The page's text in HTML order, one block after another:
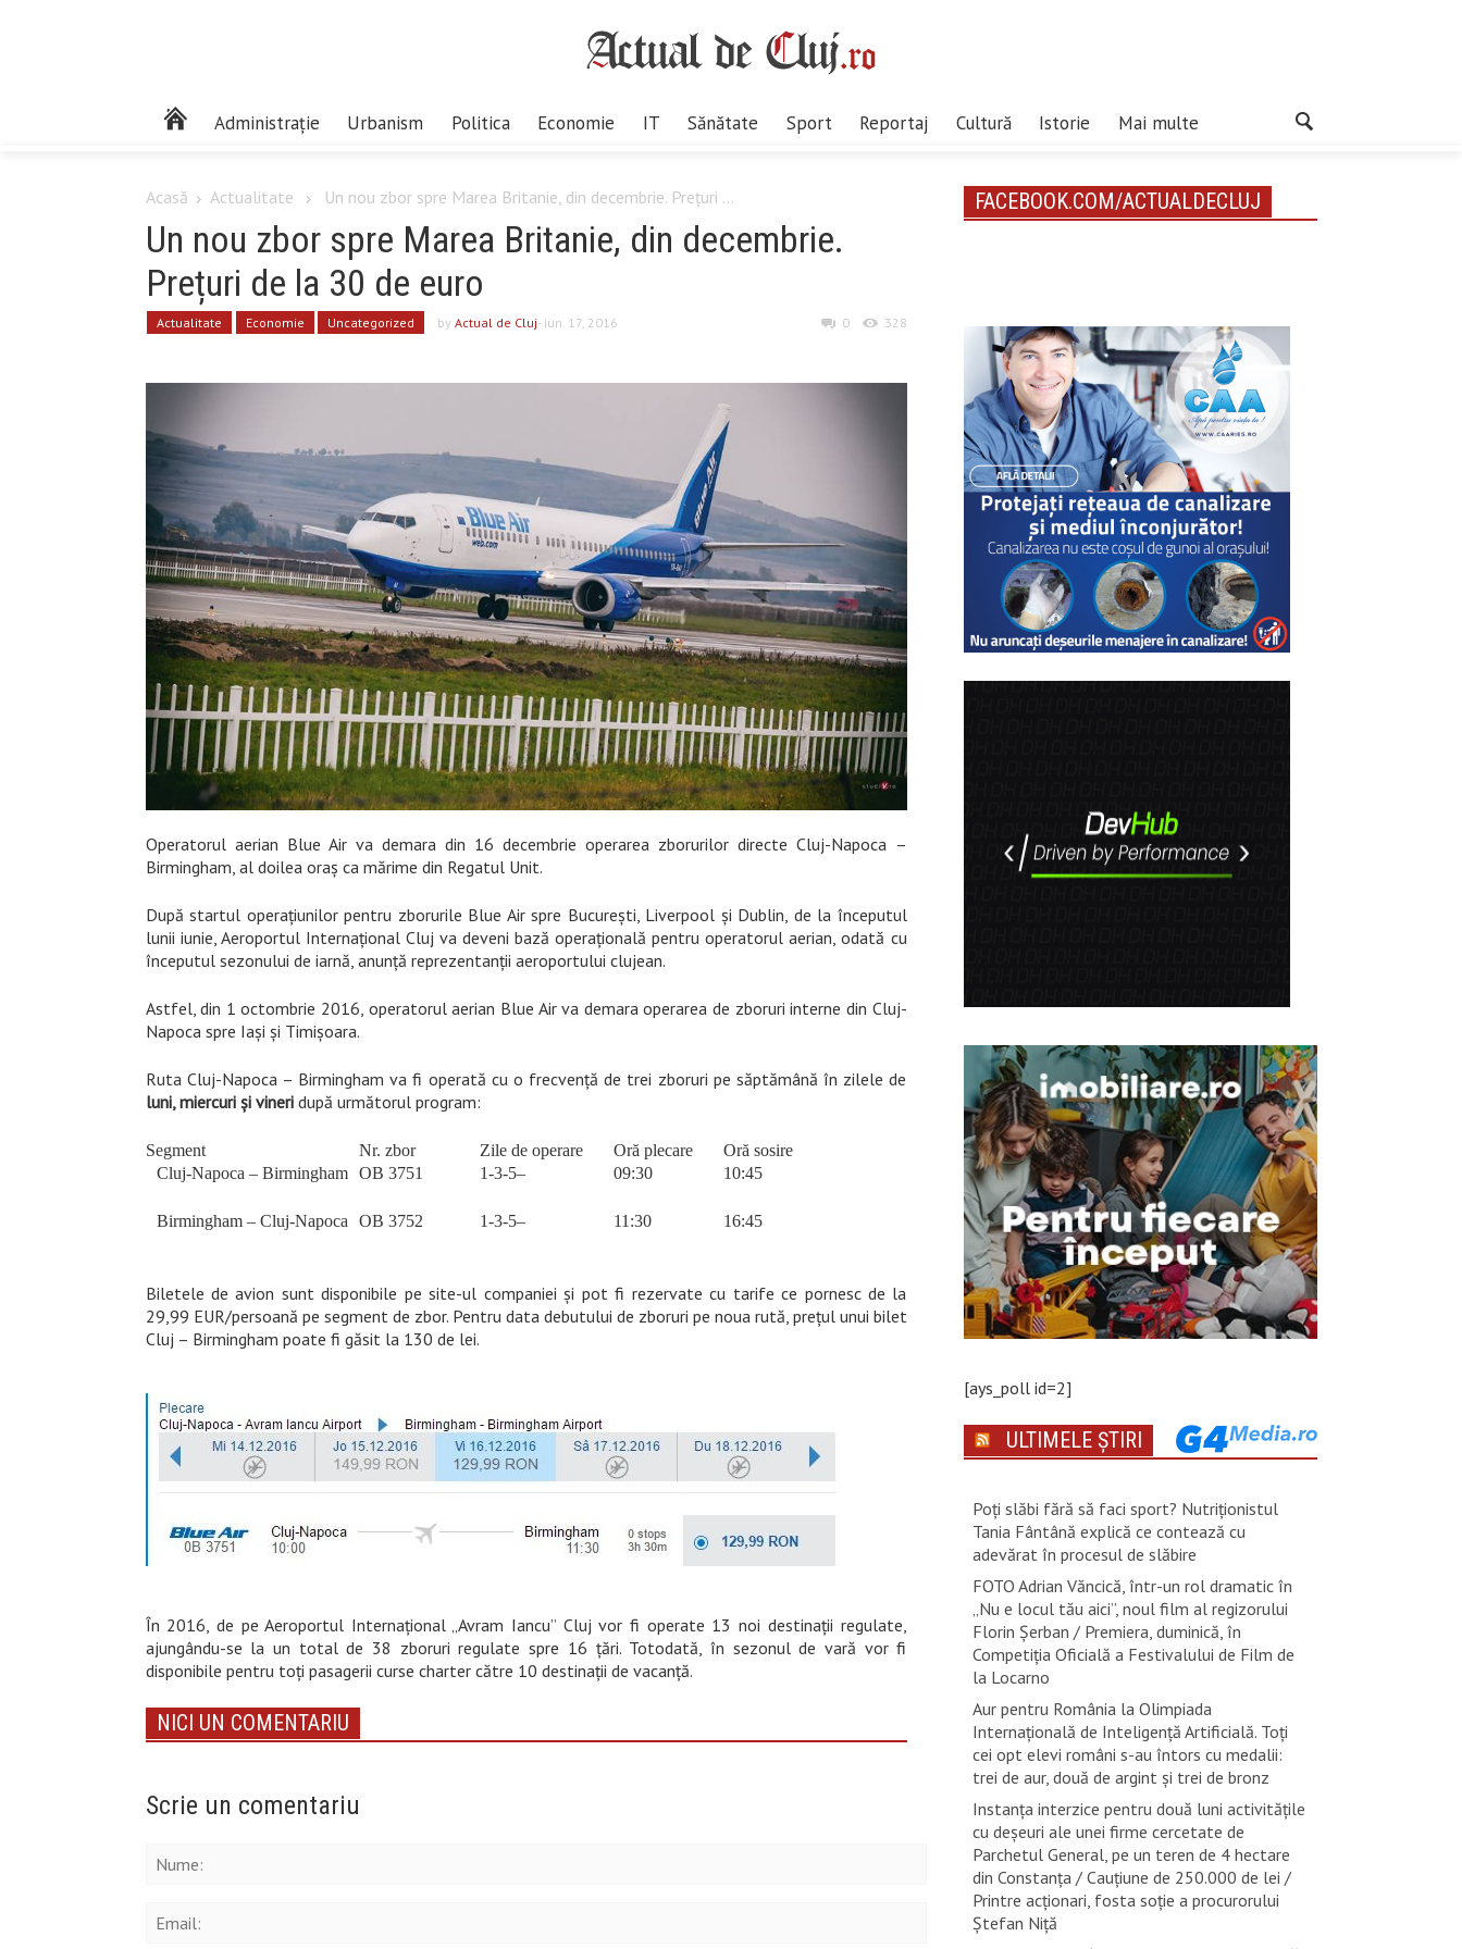
Administrație Urbanism Politica Economie IT Sănătate Sport Reportaj Cultură Istorie Mai multe
Acasă Actualitate Un nou zbor spre Marea Britanie, din decembrie. Prețuri ...
Un nou zbor spre Marea Britanie, din decembrie.
Prețuri de la 30 de euro
Actualitate Economie Uncategorized byActual de Cluj- iun. 17, 2016 0 328
Operatorul aerian Blue Air va demara din 16 decembrie operarea zborurilor directe Cluj-Napoca –
Birmingham, al doilea oraș ca mărime din Regatul Unit.
După startul operațiunilor pentru zborurile Blue Air spre București, Liverpool și Dublin, de la începutul
lunii iunie, Aeroportul Internațional Cluj va deveni bază operațională pentru operatorul aerian, odată cu
începutul sezonului de iarnă, anunță reprezentanții aeroportului clujean.
Astfel, din 1 octombrie 2016, operatorul aerian Blue Air va demara operarea de zboruri interne din Cluj-
Napoca spre Iaşi şi Timişoara.
Ruta Cluj-Napoca – Birmingham va fi operată cu o frecvență de trei zboruri pe săptămână în zilele de
luni, miercuri și vineridupă următorul program:
Segment Nr. zbor Zile de operare Oră plecare
Oră sosire
Cluj-Napoca – Birmingham
OB 3751 1-3-5– 09:30 10:45
Birmingham – Cluj-Napoca OB 3752 1-3-5– 11:30 16:45
Biletele de avion sunt disponibile pe site-ul companiei și pot fi rezervate cu tarife ce pornesc de la
29,99 EUR/persoană pe segment de zbor. Pentru data debutului de zboruri pe noua rută, prețul unui bilet
Cluj – Birmingham poate fi găsit la 130 de lei.
În 2016, de pe Aeroportul Internaţional „Avram Iancu” Cluj vor fi operate 13 noi destinaţii regulate,
ajungându-se la un total de 38 zboruri regulate spre 16 țări. Totodată, în sezonul de vară vor fi
disponibile pentru toți pasagerii curse charter către 10 destinaţii de vacanţă.
NICI UN COMENTARIU
Scrie un comentariu
FACEBOOK.COM/ACTUALDECLUJ
[ays_poll id=2]
ULTIMELE ȘTIRI
Poți slăbi fără să faci sport? Nutriționistul
Tania Fântână explică ce contează cu
adevărat în procesul de slăbire
FOTO Adrian Văncică, într-un rol dramatic în
„Nu e locul tău aici”, noul film al regizorului
Florin Șerban / Premiera, duminică, în
Competiția Oficială a Festivalului de Film de
la Locarno
Aur pentru România la Olimpiada
Internațională de Inteligență Artificială. Toți
cei opt elevi români s-au întors cu medalii:
trei de aur, două de argint și trei de bronz
Instanța interzice pentru două luni activitățile
cu deșeuri ale unei firme cercetate de
Parchetul General, pe un teren de 4 hectare
din Constanța / Cauțiune de 250.000 de lei /
Printre acționari, fosta soție a procurorului
Ștefan Niță